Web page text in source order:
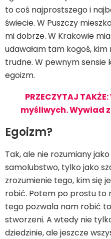
to coś najprostszego i
świecie. W Puszczy
mi dobrze. W Krakowie
udawałam tam kogoś, kim
trudne. W pewnym sensie
egoizm.
PRZECZYTAJ
myśliwych. Wywiad
Egoizm?
Tak, ale nie rozumiany
samolubstwo, tylko jako
zrozumienie tego, kim się
robić. Potem po prostu to
tego pozwala nam robić
stworzeni. A wtedy nie
dziedzinie, ale jeszcze